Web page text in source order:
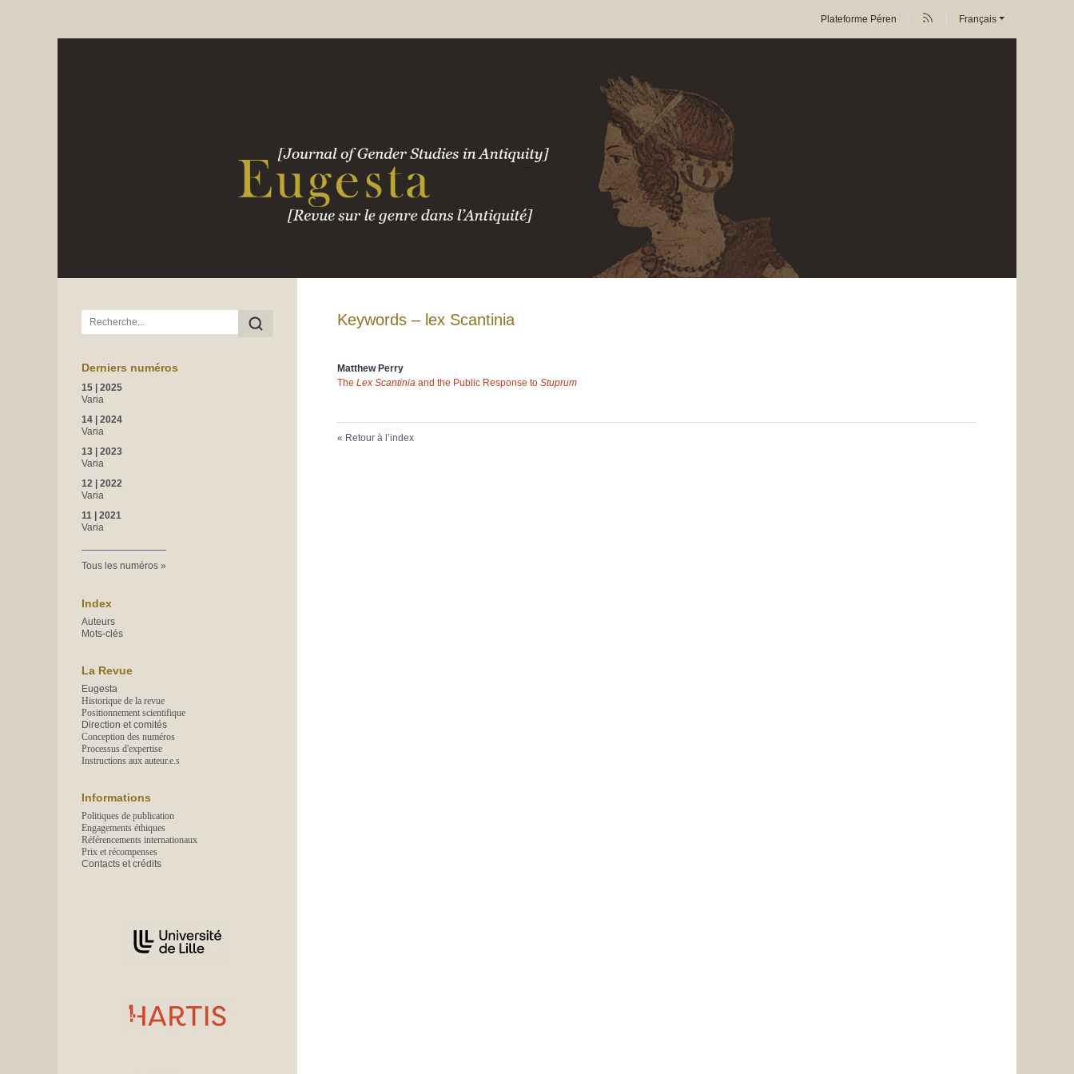
Plateforme Péren Français
Menu principal
Derniers numéros
15 | 2025
Varia
14 | 2024
Varia
13 | 2023
Varia
12 | 2022
Varia
11 | 2021
Varia
Tous les numéros
Index
Auteurs
Mots-clés
La Revue
Eugesta
Historique de la revue
Positionnement scientifique
Direction et comités
Conception des numéros
Processus d'expertise
Instructions aux auteur.e.s
Informations
Politiques de publication
Engagements éthiques
Référencements internationaux
Prix et récompenses
Contacts et crédits
Keywords – lex Scantinia
Matthew Perry
The Lex Scantinia and the Public Response to Stuprum
Retour à l’index